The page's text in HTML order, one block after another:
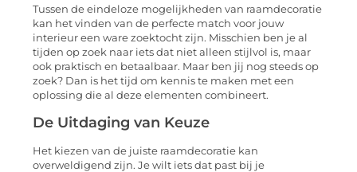
Tussen de eindeloze mogelijkheden van raamdecoratie
kan het vinden van de perfecte match voor jouw
interieur een ware zoektocht zijn. Misschien ben je al
tijden op zoek naar iets dat niet alleen stijlvol is, maar
ook praktisch en betaalbaar. Maar ben jij nog steeds op
zoek? Dan is het tijd om kennis te maken met een
oplossing die al deze elementen combineert.
De Uitdaging van Keuze
Het kiezen van de juiste raamdecoratie kan
overweldigend zijn. Je wilt iets dat past bij je